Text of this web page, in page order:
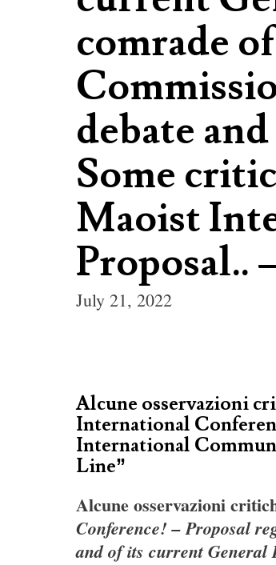
comrade
debate
Some
Maoist
Proposal..
July 21, 2022
Alcune osservazioni
International
International
Line”
Alcune osservazioni
Conference! – Proposal
and of its current General